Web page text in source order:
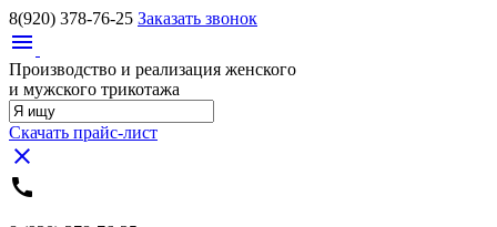
8(920) 378-76-25 Заказать звонок
menu
Производство и реализация женского
и мужского трикотажа
Скачать прайс-лист
close
call